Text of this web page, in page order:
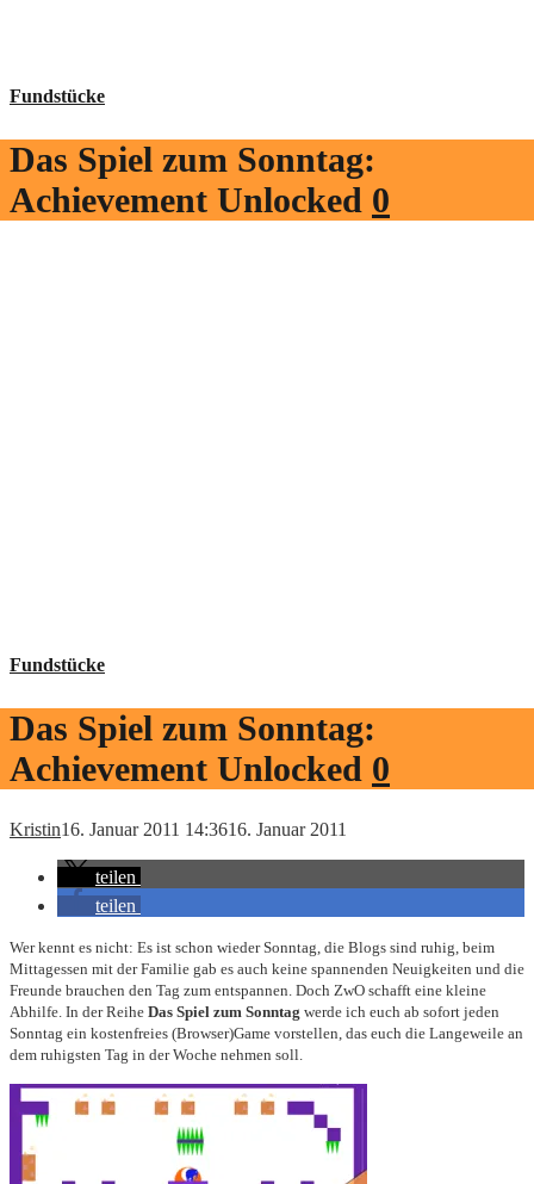
Fundstücke
Das Spiel zum Sonntag:
Achievement Unlocked 0
Fundstücke
Das Spiel zum Sonntag:
Achievement Unlocked 0
Kristin16. Januar 2011 14:3616. Januar 2011
teilen
teilen
Wer kennt es nicht: Es ist schon wieder Sonntag, die Blogs sind ruhig, beim
Mittagessen mit der Familie gab es auch keine spannenden Neuigkeiten und die
Freunde brauchen den Tag zum entspannen. Doch ZwO schafft eine kleine
Abhilfe. In der Reihe Das Spiel zum Sonntag werde ich euch ab sofort jeden
Sonntag ein kostenfreies (Browser)Game vorstellen, das euch die Langeweile an
dem ruhigsten Tag in der Woche nehmen soll.